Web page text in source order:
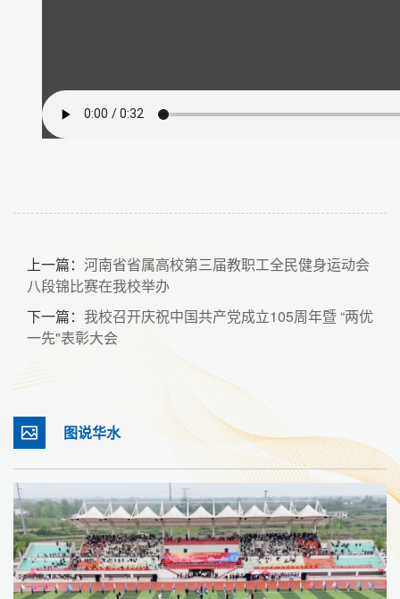
上一篇： 河南省省属高校第三届教职工全民健身运动会
八段锦比赛在我校举办
下一篇： 我校召开庆祝中国共产党成立105周年暨 “两优
一先"表彰大会
图说华水